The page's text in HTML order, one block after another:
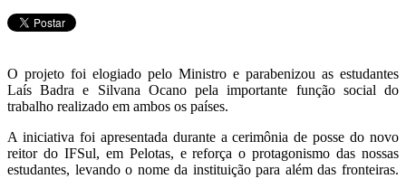
O projeto foi elogiado pelo Ministro e parabenizou as estudantes
Laís Badra e Silvana Ocano pela importante função social do
trabalho realizado em ambos os países.
A iniciativa foi apresentada durante a cerimônia de posse do novo
reitor do IFSul, em Pelotas, e reforça o protagonismo das nossas
estudantes, levando o nome da instituição para além das fronteiras.